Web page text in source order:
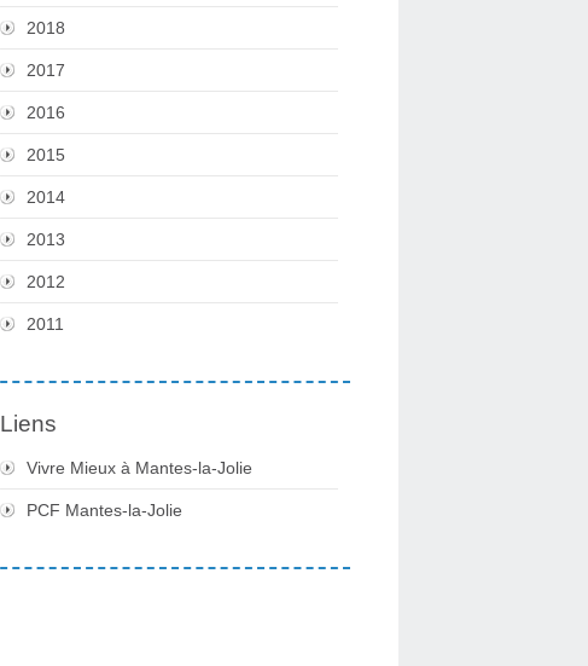
2018
2017
2016
2015
2014
2013
2012
2011
Liens
Vivre Mieux à Mantes-la-Jolie
PCF Mantes-la-Jolie